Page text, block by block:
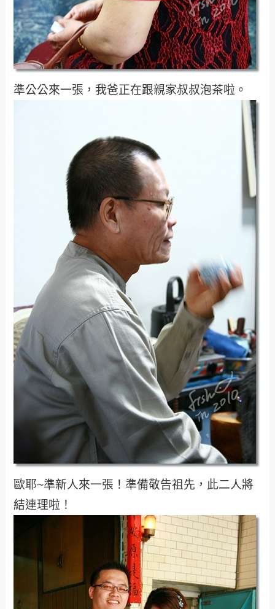
準公公來一張，我爸正在跟親家叔叔泡茶啦。
歐耶~準新人來一張！準備敬告祖先，此二人將
結連理啦！